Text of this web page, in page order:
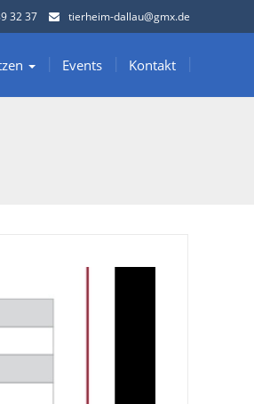
32 37 tierheim-dallau@gmx.de
Events Kontakt